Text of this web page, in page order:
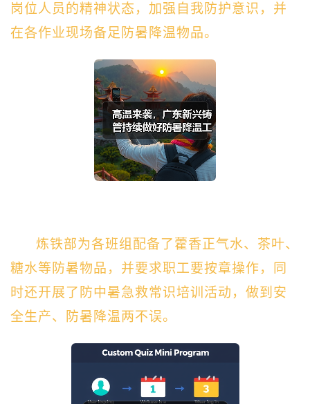
岗位人员的精神状态，加强自我防护意识，并
在各作业现场备足防暑降温物品。
炼铁部为各班组配备了藿香正气水、茶叶、
糖水等防暑物品，并要求职工要按章操作，同
时还开展了防中暑急救常识培训活动，做到安
全生产、防暑降温两不误。